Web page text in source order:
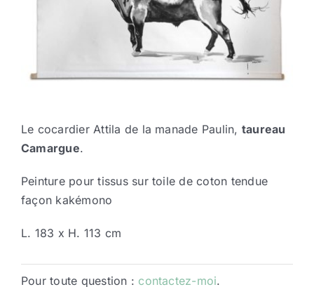
Le cocardier Attila de la manade Paulin, taureau
Camargue.
Peinture pour tissus sur toile de coton tendue
façon kakémono
L. 183 x H. 113 cm
Pour toute question : contactez-moi.